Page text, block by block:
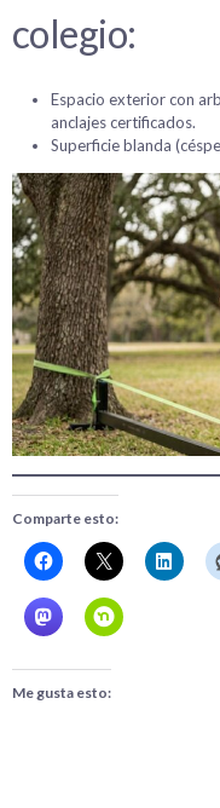
colegio:
Espacio exterior con
anclajes certificados.
Superficie blanda
Comparte esto:
Me gusta esto: